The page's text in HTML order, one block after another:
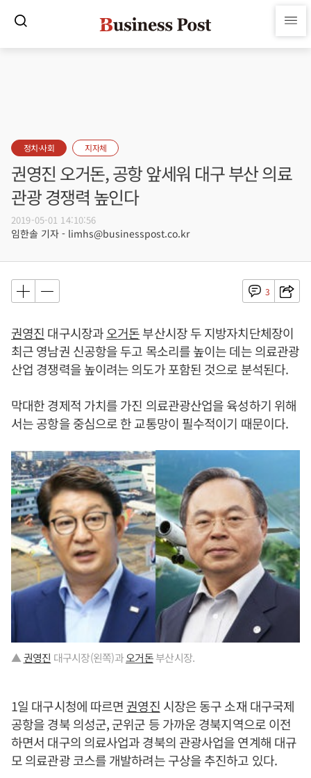
정치·사회 지자체
권영진 오거돈, 공항 앞세워 대구 부산 의료
관광 경쟁력 높인다
2019-05-01 14:10:56
임한솔 기자 - limhs@businesspost.co.kr
3
권영진 대구시장과오거돈부산시장 두 지방자치단체장이
최근 영남권 신공항을 두고 목소리를 높이는 데는 의료관광
산업 경쟁력을 높이려는 의도가 포함된 것으로 분석된다.
막대한 경제적 가치를 가진 의료관광산업을 육성하기 위해
서는 공항을 중심으로 한 교통망이 필수적이기 때문이다.
▲권영진 대구시장(왼쪽)과오거돈부산시장.
1일 대구시청에 따르면 권영진 시장은 동구 소재 대구국제
공항을 경북 의성군, 군위군 등 가까운 경북지역으로 이전
하면서 대구의 의료사업과 경북의 관광사업을 연계해 대규
모 의료관광 코스를 개발하려는 구상을 추진하고 있다.